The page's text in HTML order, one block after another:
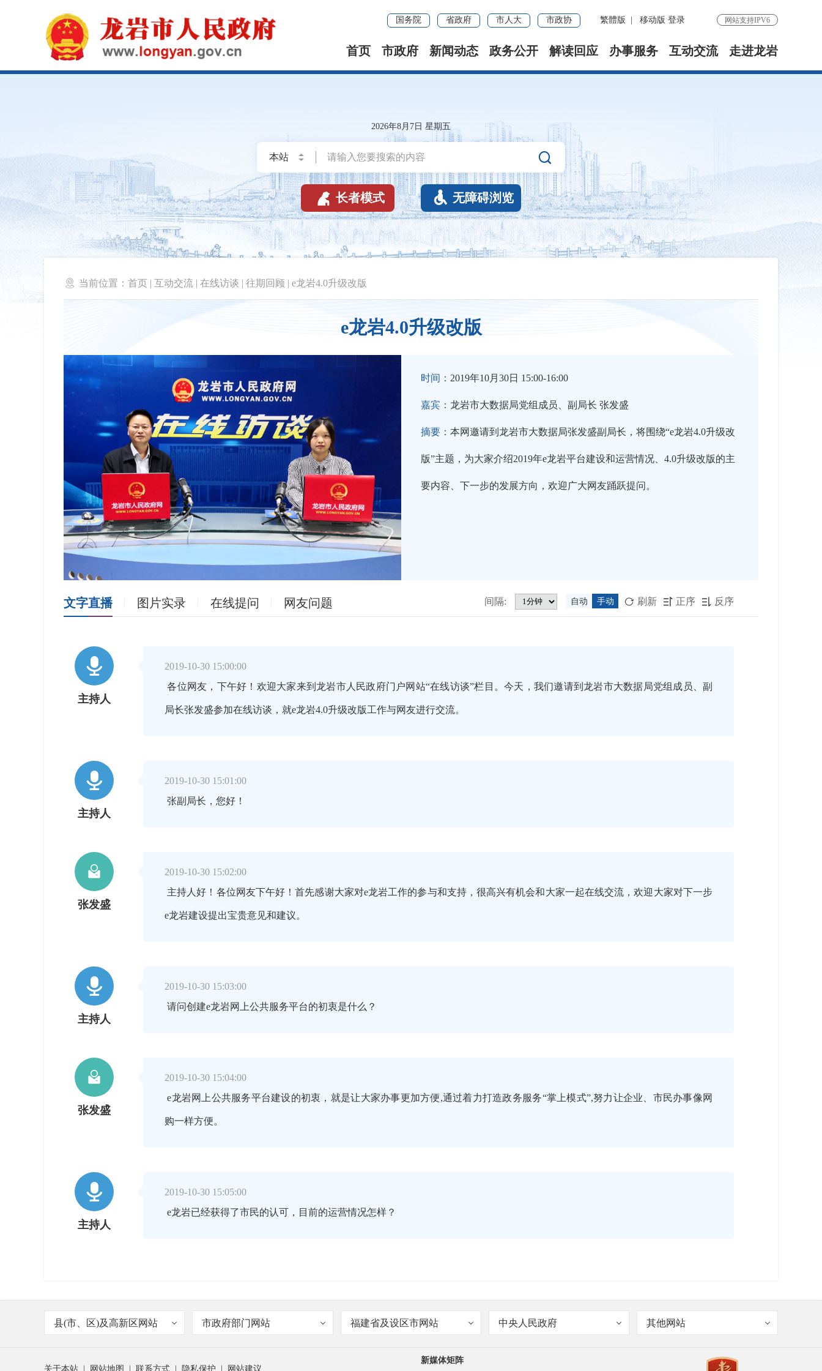
国务院 省政府 市人大 市政协 繁體版 移动版 登录 网站支持IPV6
首页 市政府 新闻动态 政务公开 解读回应 办事服务 互动交流 走进龙岩
2026年8月7日 星期五

 长者模式  无障碍浏览
 当前位置： 首页 | 互动交流 | 在线访谈 | 往期回顾 | e龙岩4.0升级改版
e龙岩4.0升级改版
时间： 2019年10月30日 15:00-16:00
嘉宾： 龙岩市大数据局党组成员、副局长 张发盛
摘要： 本网邀请到龙岩市大数据局张发盛副局长，将围绕“e龙岩4.0升级改
版”主题，为大家介绍2019年e龙岩平台建设和运营情况、4.0升级改版的主
要内容、下一步的发展方向，欢迎广大网友踊跃提问。
文字直播 图片实录 在线提问 网友问题 间隔: 自动 手动  刷新  正序  反序

主持人
2019-10-30 15:00:00
各位网友，下午好！欢迎大家来到龙岩市人民政府门户网站“在线访谈”栏目。今天，我们邀请到龙岩市大数据局党组成员、副
局长张发盛参加在线访谈，就e龙岩4.0升级改版工作与网友进行交流。

主持人
2019-10-30 15:01:00
张副局长，您好！

张发盛
2019-10-30 15:02:00
主持人好！各位网友下午好！首先感谢大家对e龙岩工作的参与和支持，很高兴有机会和大家一起在线交流，欢迎大家对下一步
e龙岩建设提出宝贵意见和建议。

主持人
2019-10-30 15:03:00
请问创建e龙岩网上公共服务平台的初衷是什么？

张发盛
2019-10-30 15:04:00
e龙岩网上公共服务平台建设的初衷，就是让大家办事更加方便,通过着力打造政务服务“掌上模式”,努力让企业、市民办事像网
购一样方便。

主持人
2019-10-30 15:05:00
e龙岩已经获得了市民的认可，目前的运营情况怎样？
张发盛
目前e龙岩注册用户达到65.7万人，实名认证用户达到56.5万人。现在上线了55类服务事项，可通过手机全程网办的事项达到 508
项。
县(市、区)及高新区网站 市政府部门网站 福建省及设区市网站 中央人民政府 其他网站
关于本站 网站地图 联系方式 隐私保护 网站建议
新媒体矩阵